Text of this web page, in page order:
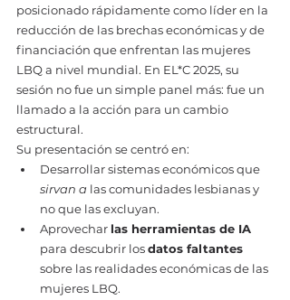
posicionado rápidamente como líder en la
reducción de las brechas económicas y de
financiación que enfrentan las mujeres
LBQ a nivel mundial. En EL*C 2025, su
sesión no fue un simple panel más: fue un
llamado a la acción para un cambio
estructural.
Su presentación se centró en:
Desarrollar sistemas económicos que
sirvan a las comunidades lesbianas y
no que las excluyan.
Aprovechar las herramientas de IA
para descubrir los datos faltantes
sobre las realidades económicas de las
mujeres LBQ.